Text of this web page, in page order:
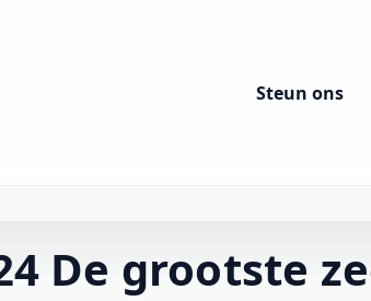
Steun ons
De grootste